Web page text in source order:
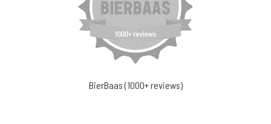
BierBaas (1000+ reviews)